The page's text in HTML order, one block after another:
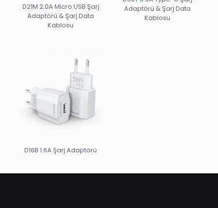
D21M 2.0A Micro USB Şarj
Adaptörü & Şarj Data
Kablosu
Adaptörü & Şarj Data
Kablosu
D16B 1.6A Şarj Adaptörü